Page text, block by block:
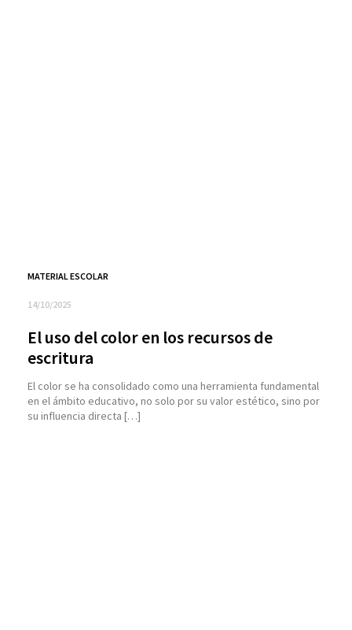
MATERIAL ESCOLAR
14/10/2025
El uso del color en los recursos de
escritura
El color se ha consolidado como una herramienta fundamental
en el ámbito educativo, no solo por su valor estético, sino por
su influencia directa […]